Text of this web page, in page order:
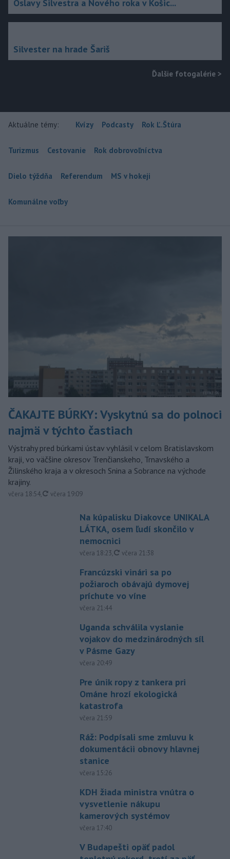
Oslavy Silvestra a Nového roka v Košic...
Silvester na hrade Šariš
Ďalšie fotogalérie >
Aktuálne témy: Kvízy Podcasty Rok Ľ.Štúra
Turizmus Cestovanie Rok dobrovoľníctva
Dielo týždňa Referendum MS v hokeji
Komunálne voľby
ČAKAJTE BÚRKY: Vyskytnú sa do polnoci
najmä v týchto častiach
Výstrahy pred búrkami ústav vyhlásil v celom Bratislavskom
kraji, vo väčšine okresov Trenčianskeho, Trnavského a
Žilinského kraja a v okresoch Snina a Sobrance na východe
krajiny.
včera 18:54, aktualizované
včera 19:09
Na kúpalisku Diakovce UNIKALA
LÁTKA, osem ľudí skončilo v
nemocnici
včera 18:23, aktualizované
včera 21:38
Francúzski vinári sa po
požiaroch obávajú dymovej
príchute vo víne
včera 21:44
Uganda schválila vyslanie
vojakov do medzinárodných síl
v Pásme Gazy
včera 20:49
Pre únik ropy z tankera pri
Ománe hrozí ekologická
katastrofa
včera 21:59
Ráž: Podpísali sme zmluvu k
dokumentácii obnovy hlavnej
stanice
včera 15:26
KDH žiada ministra vnútra o
vysvetlenie nákupu
kamerových systémov
včera 17:40
V Budapešti opäť padol